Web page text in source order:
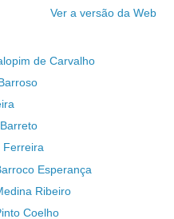
Ver a versão da Web
de Carvalho
Ferreira
Esperança
Ribeiro
Coelho